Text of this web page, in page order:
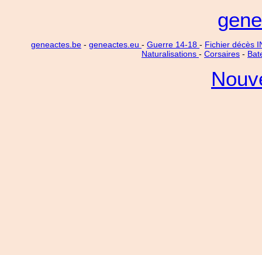
geneactes.be - geneactes.eu - Guerre 14-18 - Fichier décès
Naturalisations - Corsaires -